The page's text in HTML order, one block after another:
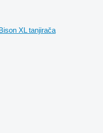
XL tanjirača